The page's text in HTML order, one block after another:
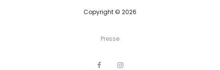
Copyright © 2026
Presse
F
I